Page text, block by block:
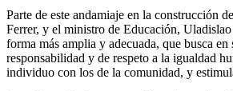
Parte de este andamiaje en la construcción
Ferrer, y el ministro de Educación,
forma más amplia y adecuada, que busca
responsabilidad y de respeto a la igualdad
individuo con los de la comunidad, y